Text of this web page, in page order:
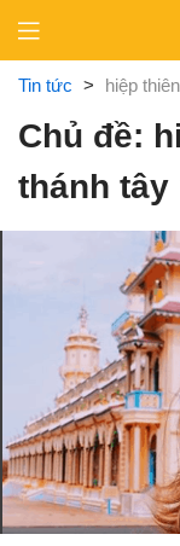
content
Tin tức > hiệp
Chủ đề:
thánh tây